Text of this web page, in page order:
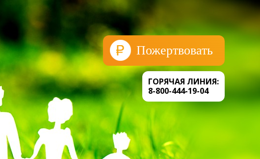
Пожертвовать
ГОРЯЧАЯ ЛИНИЯ:
8-800-444-19-04